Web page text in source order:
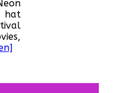
hat